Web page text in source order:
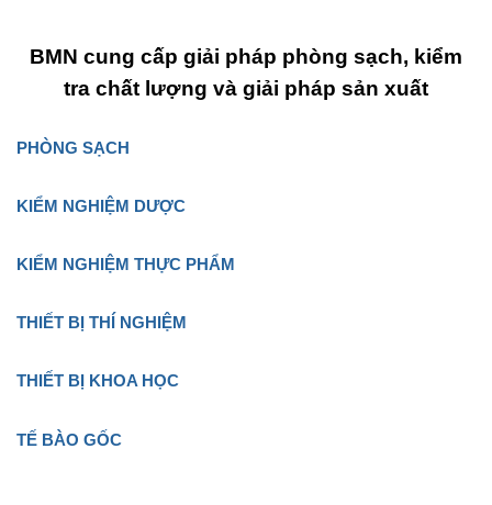
680.000.000 ₫.
BMN cung cấp giải pháp phòng sạch, kiểm
tra chất lượng và giải pháp sản xuất
PHÒNG SẠCH
KIỂM NGHIỆM DƯỢC
KIỂM NGHIỆM THỰC PHẨM
THIẾT BỊ THÍ NGHIỆM
THIẾT BỊ KHOA HỌC
TẾ BÀO GỐC